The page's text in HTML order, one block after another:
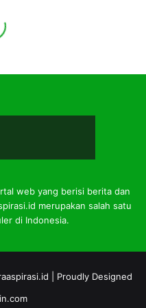
web yang berisi berita dan
merupakan salah satu
di Indonesia.
| Proudly Designed